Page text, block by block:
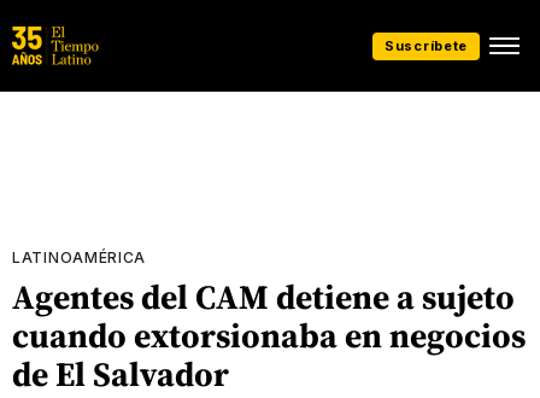
Suscríbete
LATINOAMÉRICA
Agentes del CAM detiene a sujeto
cuando extorsionaba en negocios
de El Salvador